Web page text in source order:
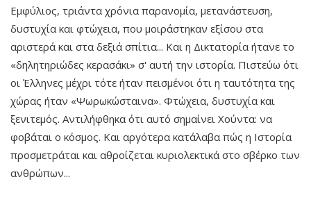
Εμφύλιος, τριάντα χρόνια παρανομία, μετανάστευση,
δυστυχία και φτώχεια, που μοιράστηκαν εξίσου στα
αριστερά και στα δεξιά σπίτια... Και η Δικτατορία ήτανε το
«δηλητηριώδες κερασάκι» σ' αυτή την ιστορία. Πιστεύω ότι
οι Έλληνες μέχρι τότε ήταν πεισμένοι ότι η ταυτότητα της
χώρας ήταν «Ψωρωκώσταινα». Φτώχεια, δυστυχία και
ξενιτεμός. Αντιλήφθηκα ότι αυτό σημαίνει Χούντα: να
φοβάται ο κόσμος. Και αργότερα κατάλαβα πώς η Ιστορία
προσμετράται και αθροίζεται κυριολεκτικά στο σβέρκο των
ανθρώπων...